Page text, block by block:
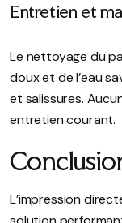
Entretien et
Le nettoyage du
doux et de l’eau
et salissures.
entretien courant.
L’impression